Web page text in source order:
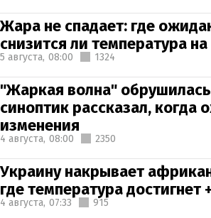
Жара не спадает: где
снизится ли температура
5 августа, 08:00 1324
"Жаркая волна"
синоптик рассказал, когда
изменения
4 августа, 08:00 2350
Украину накрывает
где температура достигнет
4 августа, 07:33 915